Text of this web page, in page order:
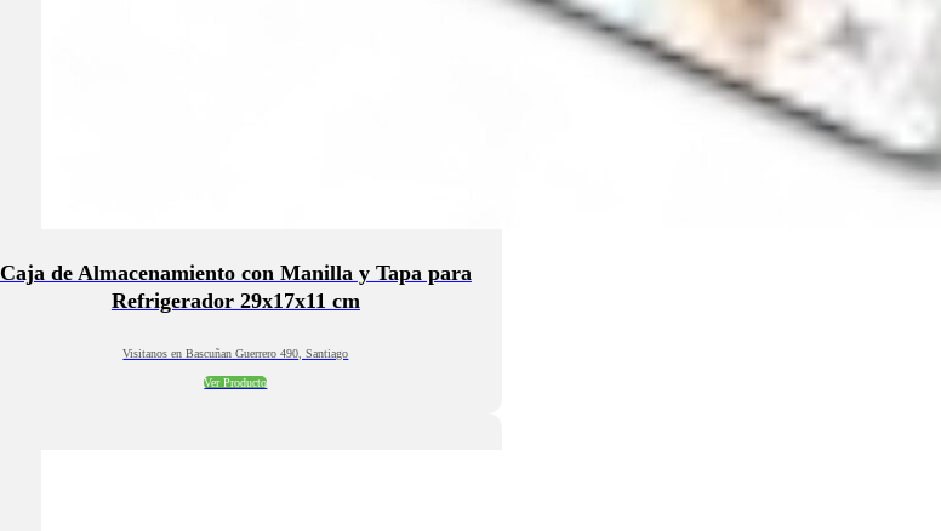
Caja de Almacenamiento con Manilla y Tapa para
Refrigerador 29x17x11 cm
Visitanos en Bascuñan Guerrero 490, Santiago
Ver Producto